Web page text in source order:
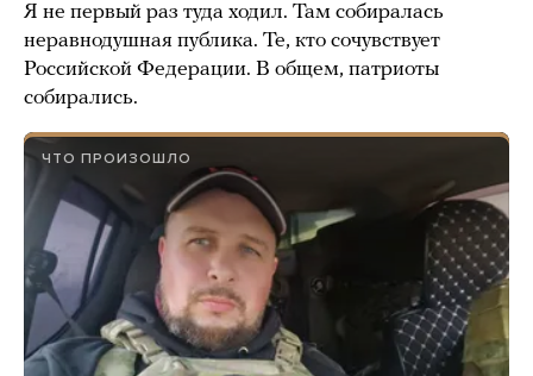
Я не первый раз туда ходил. Там собиралась
неравнодушная публика. Те, кто сочувствует
Российской Федерации. В общем, патриоты
собирались.
ЧТО ПРОИЗОШЛО